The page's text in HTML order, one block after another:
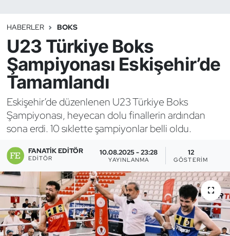
HABERLER BOKS
U23 Türkiye Boks
Şampiyonası Eskişehir’de
Tamamlandı
Eskişehir’de düzenlenen U23 Türkiye Boks
Şampiyonası, heyecan dolu finallerin ardından
sona erdi. 10 sıklette şampiyonlar belli oldu.
FANATIK EDITÖR
EDITÖR
10.08.2025 - 23:28
YAYINLANMA
12
GÖSTERIM
Binicilik
Bisiklet
Boks
Briç
Buz Hokeyi
Buz Pateni
Çim Hokeyi